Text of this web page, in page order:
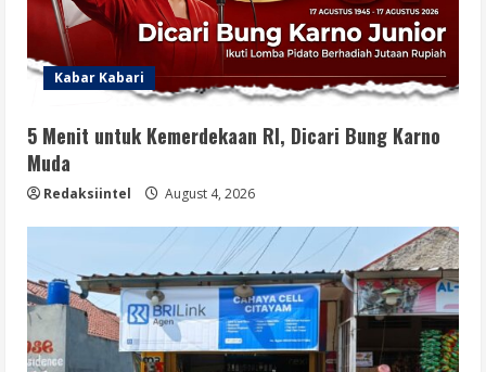
Kabar Kabari
5 Menit untuk Kemerdekaan RI, Dicari Bung Karno
Muda
Redaksiintel August 4, 2026